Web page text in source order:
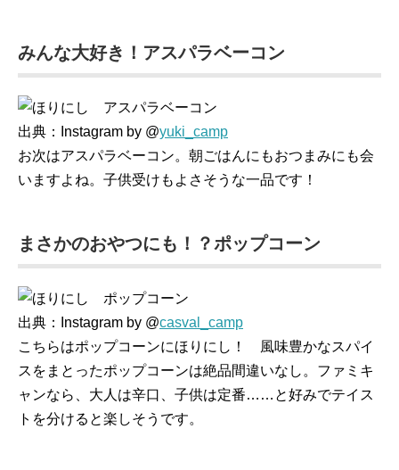
みんな大好き！アスパラベーコン
出典：Instagram by @yuki_camp
お次はアスパラベーコン。朝ごはんにもおつまみにも会
いますよね。子供受けもよさそうな一品です！
まさかのおやつにも！？ポップコーン
出典：Instagram by @casval_camp
こちらはポップコーンにほりにし！ 風味豊かなスパイ
スをまとったポップコーンは絶品間違いなし。ファミキ
ャンなら、大人は辛口、子供は定番……と好みでテイス
トを分けると楽しそうです。